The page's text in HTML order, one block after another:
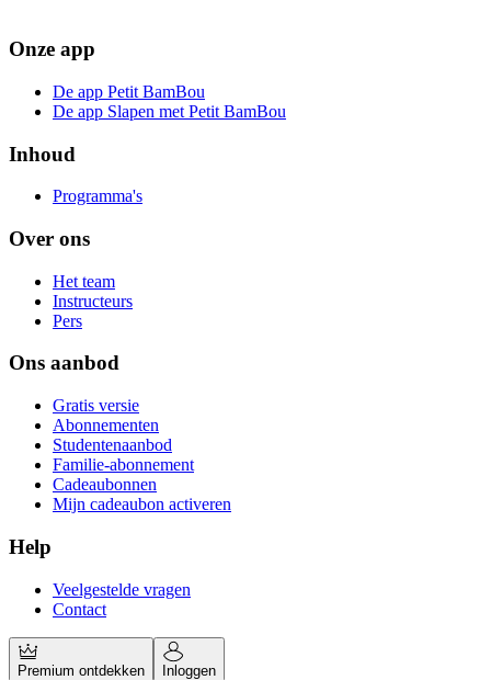
Onze app
De app Petit BamBou
De app Slapen met Petit BamBou
Inhoud
Programma's
Over ons
Het team
Instructeurs
Pers
Ons aanbod
Gratis versie
Abonnementen
Studentenaanbod
Familie-abonnement
Cadeaubonnen
Mijn cadeaubon activeren
Help
Veelgestelde vragen
Contact
Premium ontdekken Inloggen